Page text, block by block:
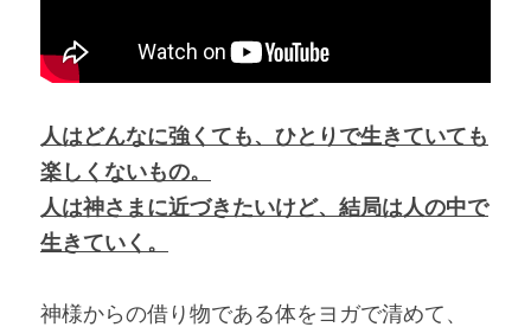
人はどんなに強くても、ひとりで生きていても
楽しくないもの。
人は神さまに近づきたいけど、結局は人の中で
生きていく。
神様からの借り物である体をヨガで清めて、